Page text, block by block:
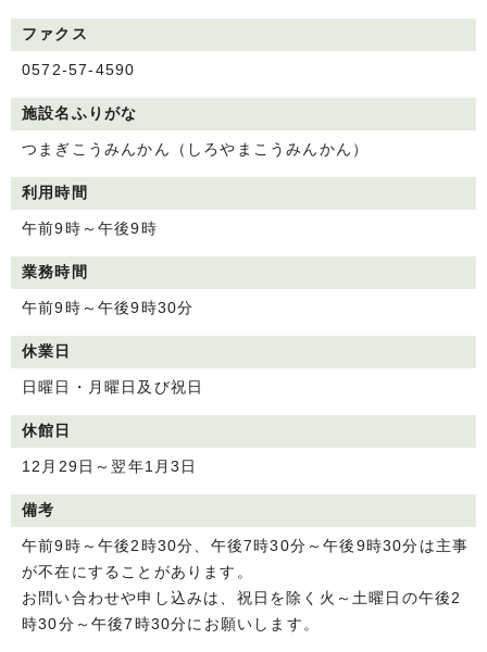
ファクス
0572-57-4590
施設名ふりがな
つまぎこうみんかん（しろやまこうみんかん）
利用時間
午前9時～午後9時
業務時間
午前9時～午後9時30分
休業日
日曜日・月曜日及び祝日
休館日
12月29日～翌年1月3日
備考
午前9時～午後2時30分、午後7時30分～午後9時30分は主事
が不在にすることがあります。
お問い合わせや申し込みは、祝日を除く火～土曜日の午後2
時30分～午後7時30分にお願いします。